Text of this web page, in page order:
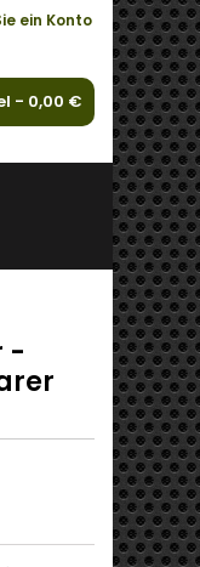
ein Konto
- 0,00 €
-